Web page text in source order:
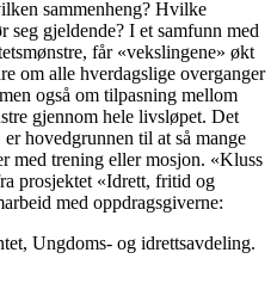
sammenheng? Hvilke
gjeldende? I et samfunn med
får «vekslingene» økt
om alle hverdagslige overganger
også om tilpasning mellom
gjennom hele livsløpet. Det
hovedgrunnen til at så mange
med trening eller mosjon. «Kluss
prosjektet «Idrett, fritid og
med oppdragsgiverne:
Ungdoms- og idrettsavdeling.